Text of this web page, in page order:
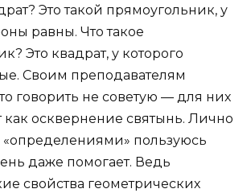
Это такой прямоугольник, у
равны. Что такое
Это квадрат, у которого
Своим преподавателям
говорить не советую — для них
как осквернение святынь. Лично
пользуюсь
даже помогает. Ведь
свойства геометрических